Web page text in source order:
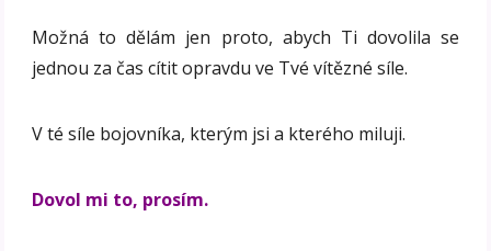
Možná to dělám jen proto, abych Ti dovolila se
jednou za čas cítit opravdu ve Tvé vítězné síle.
V té síle bojovníka, kterým jsi a kterého miluji.
Dovol mi to, prosím.